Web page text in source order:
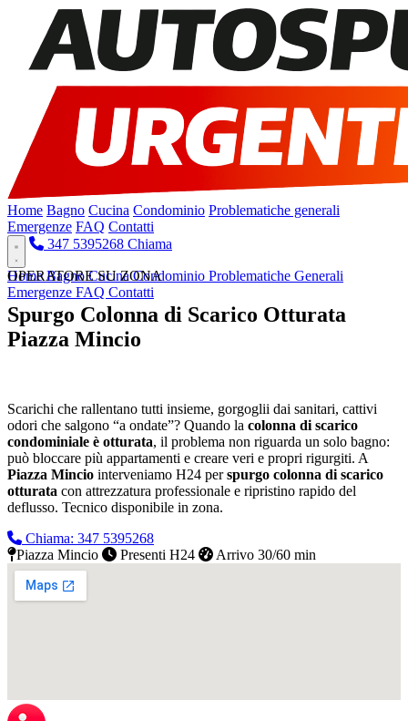
Home Bagno Cucina Condominio Problematiche generali
Emergenze FAQ Contatti
347 5395268 Chiama
HomeBagnoCucinaCondominio Problematiche Generali
Emergenze FAQ Contatti
OPERATORE SU ZONA
Spurgo Colonna di Scarico Otturata
Piazza Mincio
Scarichi che rallentano tutti insieme, gorgoglii dai sanitari, cattivi
odori che salgono “a ondate”? Quando la colonna di scarico
condominiale è otturata, il problema non riguarda un solo bagno:
può bloccare più appartamenti e creare veri e propri rigurgiti. A
Piazza Mincio interveniamo H24 perspurgo colonna di scarico
otturata con attrezzatura professionale e ripristino rapido del
deflusso. Tecnico disponibile in zona.
Chiama: 347 5395268
Piazza Mincio
Presenti H24 Arrivo 30/60 min